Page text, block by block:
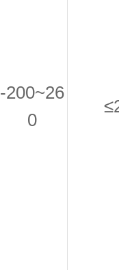
-200~26
0
≤